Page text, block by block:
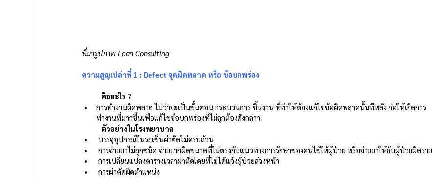
ที่มารูปภาพ Lean Consulting
ความสูญเปล่าที่ 1 : Defect จุดผิดพลาด หรือ ข้อบกพร่อง
คืออะไร ?
การทำงานผิดพลาด ไม่ว่าจะเป็นขั้นตอน กระบวนการ ชิ้นงาน ที่ทำให้ต้องแก้ไขข้อผิดพลาดนั้นทีหลัง ก่อให้เกิดการ
ทำงานที่มากขึ้นเพื่อแก้ไขข้อบกพร่องที่ไม่ถูกต้องดังกล่าว
ตัวอย่างในโรงพยาบาล
บรรจุอุปกรณ์ในรถเข็นผ่าตัดไม่ครบถ้วน
การจ่ายยาไม่ถูกชนิด จ่ายยากผิดขนาดที่ไม่ตรงกับแนวทางการรักษาของคนไข้ให้ผู้ป่วย หรือจ่ายยาให้กับผู้ป่วยผิดราย
การเปลี่ยนแปลงตารางเวลาผ่าตัดโดยที่ไม่ได้แจ้งผู้ป่วยล่วงหน้า
การผ่าตัดผิดตำแหน่ง